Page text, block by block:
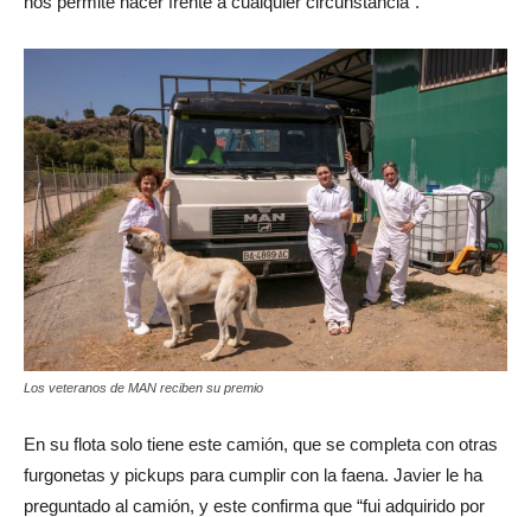
Los veteranos de MAN reciben su premio
En su flota solo tiene este camión, que se completa con otras
furgonetas y pickups para cumplir con la faena. Javier le ha
preguntado al camión, y este confirma que “fui adquirido por